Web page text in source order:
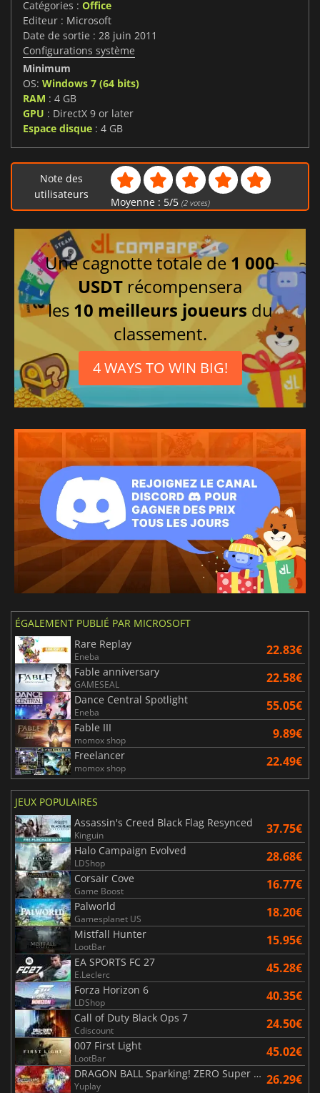
Catégories : Office
Editeur : Microsoft
Date de sortie : 28 juin 2011
Configurations système
Minimum
OS: Windows 7 (64 bits)
RAM : 4 GB
GPU : DirectX 9 or later
Espace disque : 4 GB
Note des
utilisateurs
Moyenne : 5/5 (2votes)
Une cagnotte totale de 1 000
USDT récompensera
les 10 meilleurs joueurs du
classement.
4 WAYS TO WIN BIG!
ÉGALEMENT PUBLIÉ PAR MICROSOFT
Rare Replay
Eneba 22.83€
Fable anniversary
GAMESEAL 22.58€
Dance Central Spotlight
Eneba 55.05€
Fable III
momox shop 9.89€
Freelancer
momox shop 22.49€
JEUX POPULAIRES
Assassin's Creed Black Flag Resynced
Kinguin 37.75€
Halo Campaign Evolved
LDShop 28.68€
Corsair Cove
Game Boost 16.77€
Palworld
Gamesplanet US 18.20€
Mistfall Hunter
LootBar 15.95€
EA SPORTS FC 27
E.Leclerc 45.28€
Forza Horizon 6
LDShop 40.35€
Call of Duty Black Ops 7
Cdiscount 24.50€
007 First Light
LootBar 45.02€
DRAGON BALL Sparking! ZERO Super Limit Breaking NEO
Yuplay 26.29€